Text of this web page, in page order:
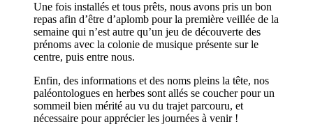
Une fois installés et tous prêts, nous avons pris un bon
repas afin d’être d’aplomb pour la première veillée de la
semaine qui n’est autre qu’un jeu de découverte des
prénoms avec la colonie de musique présente sur le
centre, puis entre nous.
Enfin, des informations et des noms pleins la tête, nos
paléontologues en herbes sont allés se coucher pour un
sommeil bien mérité au vu du trajet parcouru, et
nécessaire pour apprécier les journées à venir !